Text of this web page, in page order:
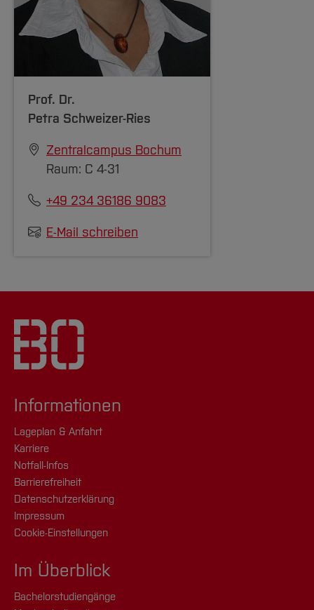
Prof. Dr.
Petra Schweizer-Ries
Zentralcampus Bochum
Raum: C 4-31
+49 234 36186 9083
E-Mail schreiben
Informationen
Lageplan & Anfahrt
Karriere
Notfall-Infos
Barrierefreiheit
Datenschutzerklärung
Impressum
Cookie-Einstellungen
Im Überblick
Bachelorstudiengänge